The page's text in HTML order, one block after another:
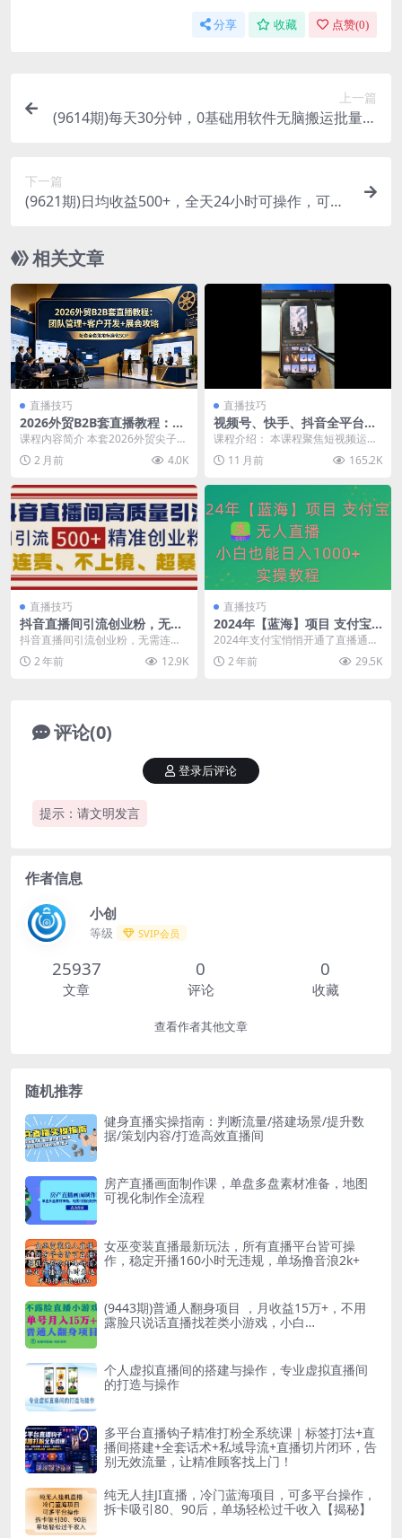
分享 收藏 点赞(0)
上一篇
(9614期)每天30分钟，0基础用软件无脑搬运批量剪
下一篇
(9621期)日均收益500+，全天24小时可操作，可批
相关文章
直播技巧
2026外贸B2B套直播教程：团
队管理+客户开发+展会攻略，
配套全套落地标准化SOP
课程内容简介 本套2026外贸尖子生
创始会员直播回放课程，覆盖外贸B
2B全链路实...
2 月前 4.0K
直播技巧
视频号、快手、抖音全平台剪
辑+数字人直播实战课(更新9
月)​
课程介绍： 本课程聚焦短视频运营
全链路实战，涵盖​​视频号、快手、
抖音​​三大平...
11 月前 165.2K
直播技巧
抖音直播间引流创业粉，无需
连麦、不用上镜、超暴力，日
引流500+高质量精准创业粉
抖音直播间引流创业粉，无需连
麦、不用上镜、超暴力，日引流50
0+高质量精准创业粉...
2 年前 12.9K
直播技巧
2024年【蓝海】项目 支付宝
无人直播 小白也能日入1000+
实操教程
2024年支付宝悄悄开通了直播通
道 好多人还不知道 这算是...
2 年前 29.5K
评论(0)
提示：请文明发言
登录后评论
作者信息
小创
等级 SVIP会员
25937
文章
0
评论
0
收藏
查看作者其他文章
随机推荐
健身直播实操指南：判断流量/搭建场景/提升数
据/策划内容/打造高效直播间
房产直播画面制作课，单盘多盘素材准备，地图
可视化制作全流程
女巫变装直播最新玩法，所有直播平台皆可操
作，稳定开播160小时无违规，单场撸音浪2k+
(9443期)普通人翻身项目 ，月收益15万+，不用
露脸只说话直播找茬类小游戏，小白…
个人虚拟直播间的搭建与操作，专业虚拟直播间
的打造与操作
多平台直播钩子精准打粉全系统课｜标签打法+直
播间搭建+全套话术+私域导流+直播切片闭环，告
别无效流量，让精准顾客找上门！
纯无人挂JI直播，冷门蓝海项目，可多平台操作，
拆卡吸引80、90后，单场轻松过千收入【揭秘】